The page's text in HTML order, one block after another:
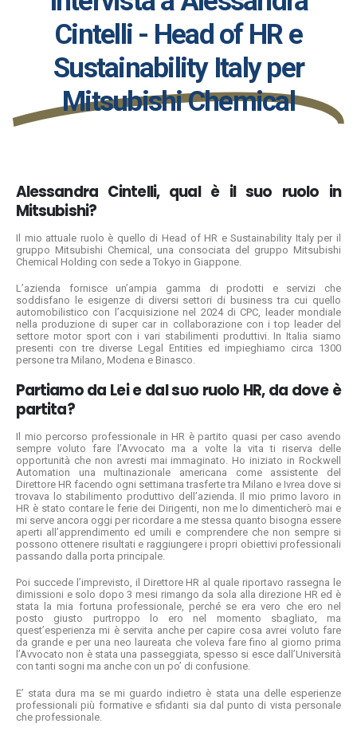
Cintelli - Head of HR e
Sustainability Italy per
Mitsubishi Chemical
Alessandra Cintelli, qual è il suo ruolo in
Mitsubishi?
Il mio attuale ruolo è quello di Head of HR e Sustainability Italy per il
gruppo Mitsubishi Chemical, una consociata del gruppo Mitsubishi
Chemical Holding con sede a Tokyo in Giappone.
L’azienda fornisce un’ampia gamma di prodotti e servizi che
soddisfano le esigenze di diversi settori di business tra cui quello
automobilistico con l’acquisizione nel 2024 di CPC, leader mondiale
nella produzione di super car in collaborazione con i top leader del
settore motor sport con i vari stabilimenti produttivi. In Italia siamo
presenti con tre diverse Legal Entities ed impieghiamo circa 1300
persone tra Milano, Modena e Binasco.
Partiamo da Lei e dal suo ruolo HR, da dove è
partita?
Il mio percorso professionale in HR è partito quasi per caso avendo
sempre voluto fare l’Avvocato ma a volte la vita ti riserva delle
opportunità che non avresti mai immaginato. Ho iniziato in Rockwell
Automation una multinazionale americana come assistente del
Direttore HR facendo ogni settimana trasferte tra Milano e Ivrea dove si
trovava lo stabilimento produttivo dell’azienda. Il mio primo lavoro in
HR è stato contare le ferie dei Dirigenti, non me lo dimenticherò mai e
mi serve ancora oggi per ricordare a me stessa quanto bisogna essere
aperti all’apprendimento ed umili e comprendere che non sempre si
possono ottenere risultati e raggiungere i propri obiettivi professionali
passando dalla porta principale.
Poi succede l’imprevisto, il Direttore HR al quale riportavo rassegna le
dimissioni e solo dopo 3 mesi rimango da sola alla direzione HR ed è
stata la mia fortuna professionale, perché se era vero che ero nel
posto giusto purtroppo lo ero nel momento sbagliato, ma
quest’esperienza mi è servita anche per capire cosa avrei voluto fare
da grande e per una neo laureata che voleva fare fino al giorno prima
l’Avvocato non è stata una passeggiata, spesso si esce dall’Università
con tanti sogni ma anche con un po’ di confusione.
E’ stata dura ma se mi guardo indietro è stata una delle esperienze
professionali più formative e sfidanti sia dal punto di vista personale
che professionale.